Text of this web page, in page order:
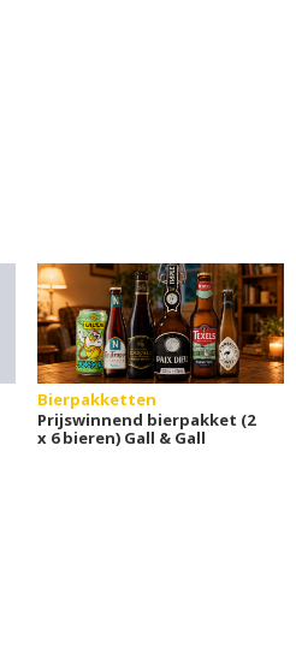
Bierpakketten
Prijswinnend bierpakket (2
x 6 bieren) Gall & Gall